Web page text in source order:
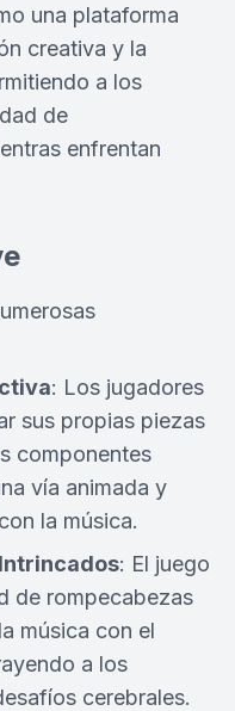
una plataforma
creativa y la
a los
de
enfrentan
: Los jugadores
sus propias piezas
componentes
vía animada y
la música.
: El juego
de rompecabezas
música con el
a los
cerebrales.